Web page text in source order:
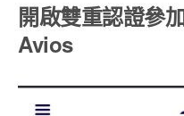
開啟雙重認證參
Avios